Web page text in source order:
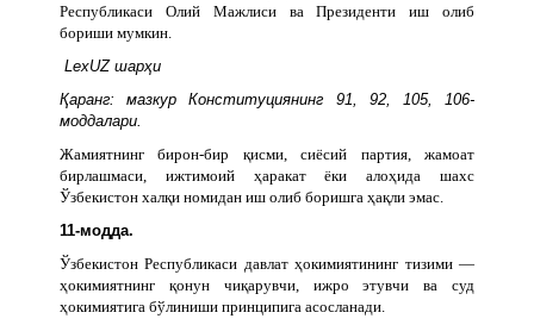
Республикаси Олий Мажлиси ва Президенти иш олиб
бориши мумкин.
LexUZ шарҳи
Қаранг: мазкур Конституциянинг 91, 92, 105, 106-
моддалари.
Жамиятнинг бирон-бир қисми, сиёсий партия, жамоат
бирлашмаси, ижтимоий ҳаракат ёки алоҳида шахс
Ўзбекистон халқи номидан иш олиб боришга ҳақли эмас.
11-модда.
Ўзбекистон Республикаси давлат ҳокимиятининг тизими —
ҳокимиятнинг қонун чиқарувчи, ижро этувчи ва суд
ҳокимиятига бўлиниши принципига асосланади.